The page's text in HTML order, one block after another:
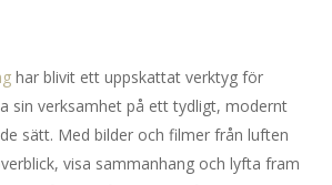
har blivit ett uppskattat verktyg för
sin verksamhet på ett tydligt, modernt
sätt. Med bilder och filmer från luften
visa sammanhang och lyfta fram